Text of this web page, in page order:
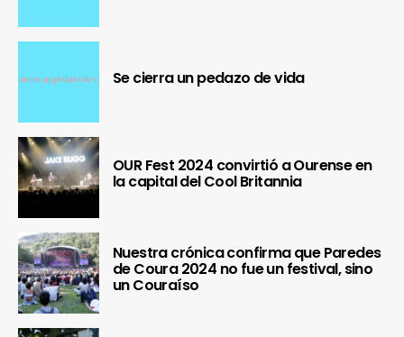
Se cierra un pedazo de vida
OUR Fest 2024 convirtió a Ourense en
la capital del Cool Britannia
Nuestra crónica confirma que Paredes
de Coura 2024 no fue un festival, sino
un Couraíso